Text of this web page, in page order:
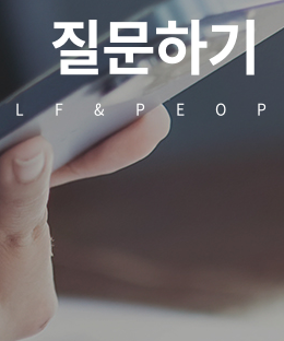
질문하기